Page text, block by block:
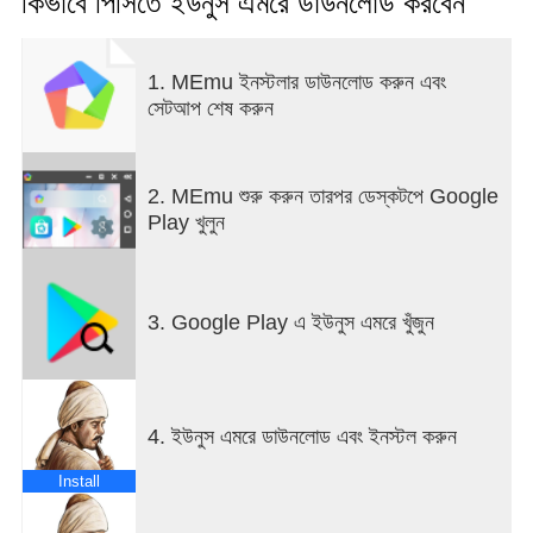
দিনের বেলায় আসা অর্থপূর্ণ আয়াত, হাদিস এবং বাণীগুলি দিয়ে আপনিও
চিন্তা করতে পারেন এবং আপনার আধ্যাত্মিকতায় অবদান রাখেন।
সমৃদ্ধ বিষয়বস্তু:
ইউনুস এমরে ✓ এর সমস্ত পর্ব
Hacı Bayram-ı veli ✓
পাখিদের যাত্রা ✓
মেভলানা সিরিজ শীঘ্রই আসছে ✓
ধর্মীয় টিভি সিরিজের সিনেমা ✓
শান্তি প্রদানকারী প্রকাশনা (Hz. ইউসুফ, এবং আয়াত হাদীস প্রকাশনা,
অনুকরণীয় গল্প) ✓
তুর্কি ভাষায় পবিত্র কুরআন ✓
আরবি লেখা ✓
পবিত্র কুরআন ✓
অডিও সহ পবিত্র কুরআন শোনা ✓
1. MEmu ইনস্টলার ডাউনলোড করুন এবং
সেটআপ শেষ করুন
2. MEmu শুরু করুন তারপর ডেস্কটপে Google
Play খুলুন
3. Google Play এ ইউনুস এমরে খুঁজুন
Install
4. ইউনুস এমরে ডাউনলোড এবং ইনস্টল করুন